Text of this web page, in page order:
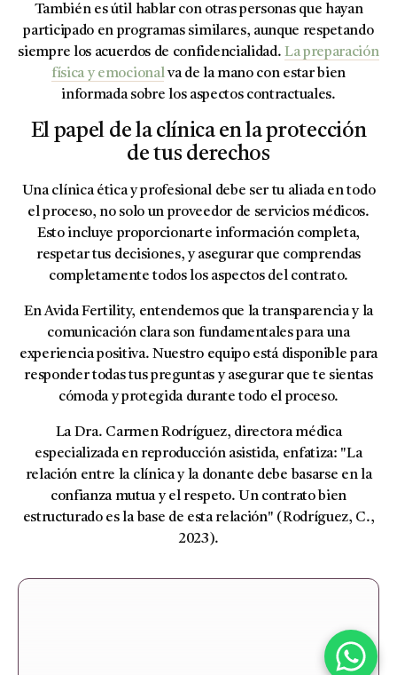
También es útil hablar con otras personas que hayan
participado en programas similares, aunque respetando
siempre los acuerdos de confidencialidad.La preparación
física y emocionalva de la mano con estar bien
informada sobre los aspectos contractuales.
El papel de la clínica en la protección
de tus derechos
Una clínica ética y profesional debe ser tu aliada en todo
el proceso, no solo un proveedor de servicios médicos.
Esto incluye proporcionarte información completa,
respetar tus decisiones, y asegurar que comprendas
completamente todos los aspectos del contrato.
En Avida Fertility, entendemos que la transparencia y la
comunicación clara son fundamentales para una
experiencia positiva. Nuestro equipo está disponible para
responder todas tus preguntas y asegurar que te sientas
cómoda y protegida durante todo el proceso.
La Dra. Carmen Rodríguez, directora médica
especializada en reproducción asistida, enfatiza: "La
relación entre la clínica y la donante debe basarse en la
confianza mutua y el respeto. Un contrato bien
estructurado es la base de esta relación" (Rodríguez, C.,
2023).